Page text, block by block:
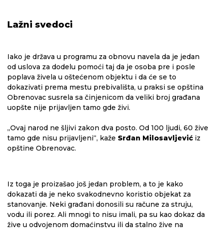
Lažni svedoci
Iako je država u programu za obnovu navela da je jedan
od uslova za dodelu pomoći taj da je osoba pre i posle
poplava živela u oštećenom objektu i da će se to
dokazivati prema mestu prebivališta, u praksi se opština
Obrenovac susrela sa činjenicom da veliki broj građana
uopšte nije prijavljen tamo gde živi.
„Ovaj narod ne šljivi zakon dva posto. Od 100 ljudi, 60 žive
tamo gde nisu prijavljeni“, kaže Srđan Milosavljević iz
opštine Obrenovac.
Iz toga je proizašao još jedan problem, a to je kako
dokazati da je neko svakodnevno koristio objekat za
stanovanje. Neki građani donosili su račune za struju,
vodu ili porez. Ali mnogi to nisu imali, pa su kao dokaz da
žive u odvojenom domaćinstvu ili da stalno žive na